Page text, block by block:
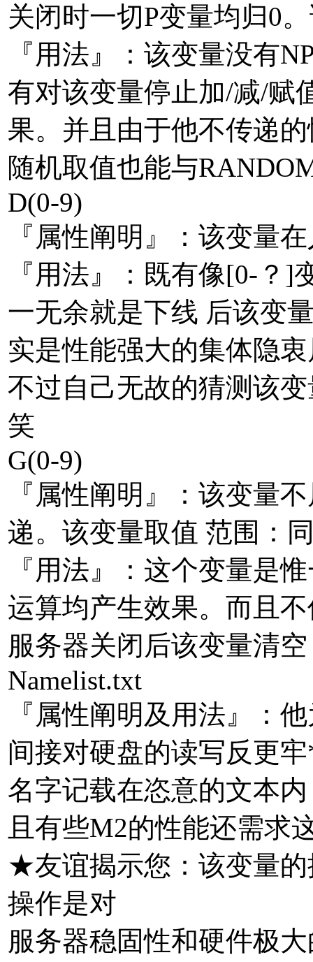
关闭时一切P变量均归0
『用法』：该变量没有
有对该变量停止加/减/赋
果。并且由于他不传递
随机取值也能与
D(0-9)
『属性阐明』：该变量
『用法』：既有像[0-？
一无余就是下线 后该变
实是性能强大的集体隐
不过自己无故的猜测该
笑
G(0-9)
『属性阐明』：该变量
递。该变量取值 范围：
『用法』：这个变量是
运算均产生效果。而且
服务器关闭后该变量清
Namelist.txt
『属性阐明及用法』：
间接对硬盘的读写反更
名字记载在恣意的文本
且有些M2的性能还需求
★友谊揭示您：该变量的
操作是对
服务器稳固性和硬件极